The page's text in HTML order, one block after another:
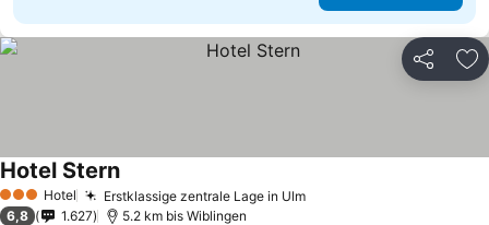
Teilen
3 SterneHotel Erstklassige zentrale Lage in UlmPreise sehen
Hotel SternPreise sehen
6,8 1.627 5.2 km bis Wiblingen